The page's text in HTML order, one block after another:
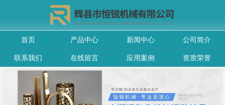
首页 产品中心 新闻中心
公司简介
联系我们
在线留言 应用案例 资质荣誉